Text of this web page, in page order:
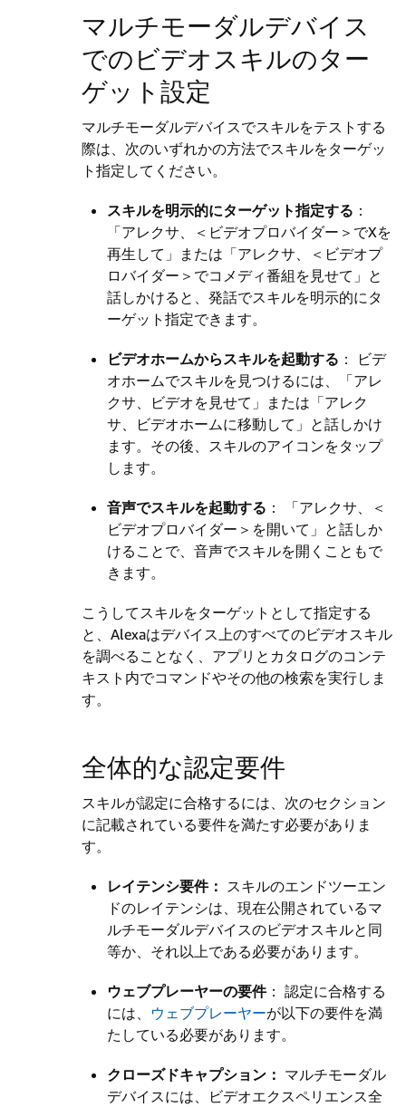
マルチモーダルデバイス
でのビデオスキルのター
ゲット設定
マルチモーダルデバイスでスキルをテストする
際は、次のいずれかの方法でスキルをターゲッ
ト指定してください。
スキルを明示的にターゲット指定する ：
「アレクサ、＜ビデオプロバイダー＞でXを
再生して」または「アレクサ、＜ビデオプ
ロバイダー＞でコメディ番組を見せて」と
話しかけると、発話でスキルを明示的にタ
ーゲット指定できます。
ビデオホームからスキルを起動する ： ビデ
オホームでスキルを見つけるには、「アレ
クサ、ビデオを見せて」または「アレク
サ、ビデオホームに移動して」と話しかけ
ます。その後、スキルのアイコンをタップ
します。
音声でスキルを起動する ： 「アレクサ、＜
ビデオプロバイダー＞を開いて」と話しか
けることで、音声でスキルを開くこともで
きます。
こうしてスキルをターゲットとして指定する
と、Alexaはデバイス上のすべてのビデオスキル
を調べることなく、アプリとカタログのコンテ
キスト内でコマンドやその他の検索を実行しま
す。
全体的な認定要件
スキルが認定に合格するには、次のセクション
に記載されている要件を満たす必要がありま
す。
レイテンシ要件： スキルのエンドツーエン
ドのレイテンシは、現在公開されているマ
ルチモーダルデバイスのビデオスキルと同
等か、それ以上である必要があります。
ウェブプレーヤーの要件： 認定に合格する
には、 ウェブプレーヤーが以下の要件を満
たしている必要があります。
クローズドキャプション： マルチモーダル
デバイスには、ビデオエクスペリエンス全